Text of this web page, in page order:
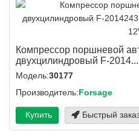
Компрессор поршневой
двухцилиндровый F-2014...
Модель:30177
Производитель:Forsage
Купить Быстрый